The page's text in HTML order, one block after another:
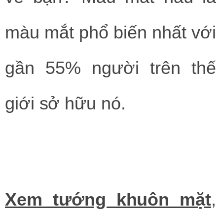
màu mắt phổ biến nhất với
gần 55% người trên thế
giới sở hữu nó.
Xem tướng khuôn mặt,